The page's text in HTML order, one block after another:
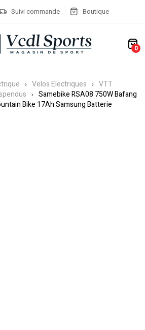
Suivi commande Boutique
0
Velos Electriques
VTT
Samebike RSA08 750W Bafang
Bike 17Ah Samsung Batterie